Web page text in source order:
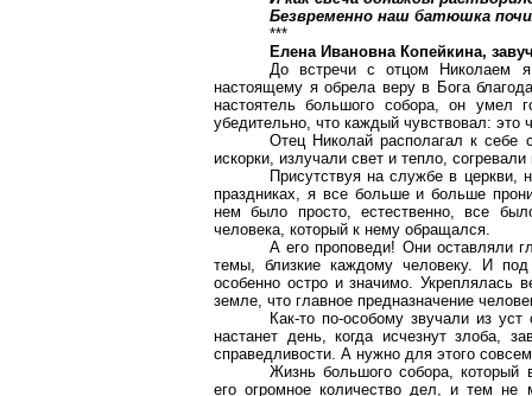
Безвременно наш батюшка
***
Елена Ивановна Копейкина,
До встречи с отцом Николаем
настоящему я обрела веру в Бога
настоятель большого собора, он умел
убедительно, что каждый чувствовал:
Отец Николай располагал к себе
искорки, излучали свет и тепло,
Присутствуя на службе в церкви,
праздниках, я все больше и больше
нем было просто, естественно, все
человека, который к нему обращался.
А его проповеди! Они оставляли
темы, близкие каждому человеку. И
особенно остро и значимо. Укреплялась
земле, что главное предназначение
Как-то по-особому звучали из
настанет день, когда исчезнут злоба,
справедливости. А нужно для этого
Жизнь большого собора, который
его огромное количество дел, и тем не